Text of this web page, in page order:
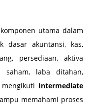
utama dalam
dasar akuntansi, kas,
persediaan, aktiva
saham, laba ditahan,
Intermediate
memahami proses